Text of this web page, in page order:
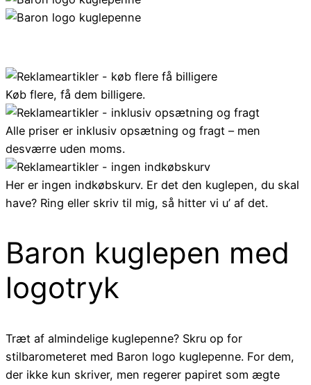
Køb flere, få dem billigere.
Alle priser er inklusiv opsætning og fragt – men
desværre uden moms.
Her er ingen indkøbskurv. Er det den kuglepen, du skal
have? Ring eller skriv til mig, så hitter vi u’ af det.
Baron kuglepen med
logotryk
Træt af almindelige kuglepenne? Skru op for
stilbarometeret med Baron logo kuglepenne. For dem,
der ikke kun skriver, men regerer papiret som ægte